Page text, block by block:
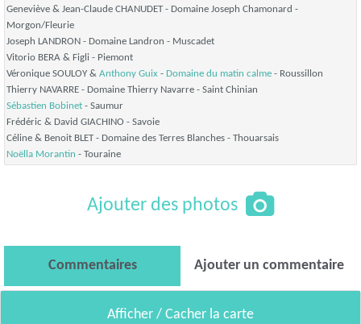
Geneviève & Jean-Claude CHANUDET - Domaine Joseph Chamonard -
Morgon/Fleurie
Joseph LANDRON - Domaine Landron - Muscadet
Vitorio BERA & Figli - Piemont
Véronique SOULOY & Anthony Guix - Domaine du matin calme - Roussillon
Thierry NAVARRE - Domaine Thierry Navarre - Saint Chinian
Sébastien Bobinet - Saumur
Frédéric & David GIACHINO - Savoie
Céline & Benoit BLET - Domaine des Terres Blanches - Thouarsais
Noëlla Morantin - Touraine
Ajouter des photos
Commentaires Ajouter un commentaire
Afficher / Cacher la carte